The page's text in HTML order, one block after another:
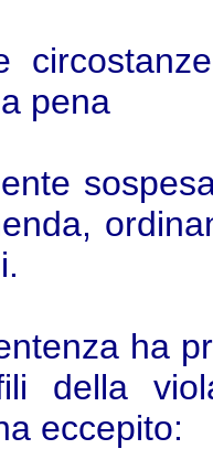
pena
ha
della
eccepito: